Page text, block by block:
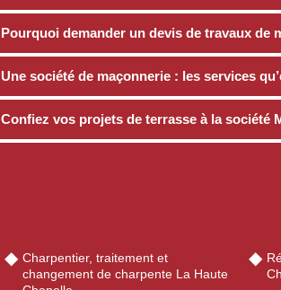
Pourquoi demander un devis de travaux de
Une société de maçonnerie : les services
Confiez vos projets de terrasse à la société
Charpentier, traitement et
changement de charpente La Haute